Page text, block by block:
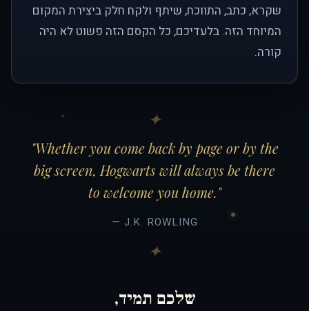
שקרא, כתב, התווכח, שיתף ולקח חלק ביצירת המקום
המיוחד הזה. בלעדיכם, כל הקסם הזה פשוט לא היה
קורה.
"Whether you come back by page or by the
big screen, Hogwarts will always be there
to welcome you home."
— J.K. ROWLING
שלכם תמיד,